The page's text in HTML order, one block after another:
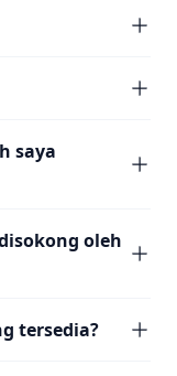
saya
oleh
tersedia?